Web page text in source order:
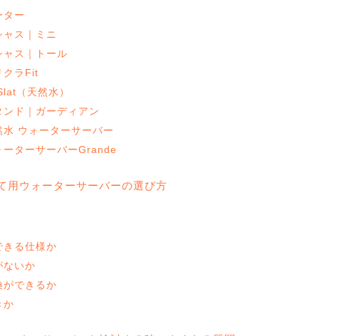
ター
ャス｜ミニ
ャス｜トール
クラFit
（天然水）
ンド｜ガーディアン
ウォーターサーバー
ーターサーバーGrande
用ウォーターサーバーの選び方
きる仕様か
ないか
ができるか
か